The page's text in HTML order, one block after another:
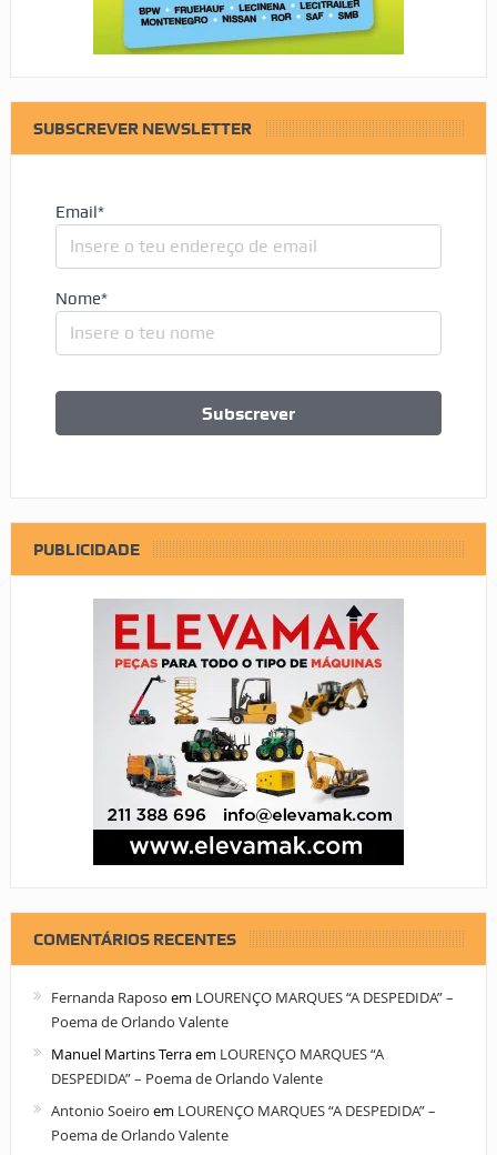
SUBSCREVER NEWSLETTER
Email*
Nome*
PUBLICIDADE
COMENTÁRIOS RECENTES
Fernanda Raposo em LOURENÇO MARQUES “A DESPEDIDA” –
Poema de Orlando Valente
Manuel Martins Terraem LOURENÇO MARQUES “A
DESPEDIDA” – Poema de Orlando Valente
Antonio Soeiro em LOURENÇO MARQUES “A DESPEDIDA” –
Poema de Orlando Valente